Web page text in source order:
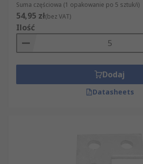
Suma częściowa (1 opakowanie po 5 sztuk/i)
54,95 zł(bez VAT)
Ilość
Dodaj
Datasheets